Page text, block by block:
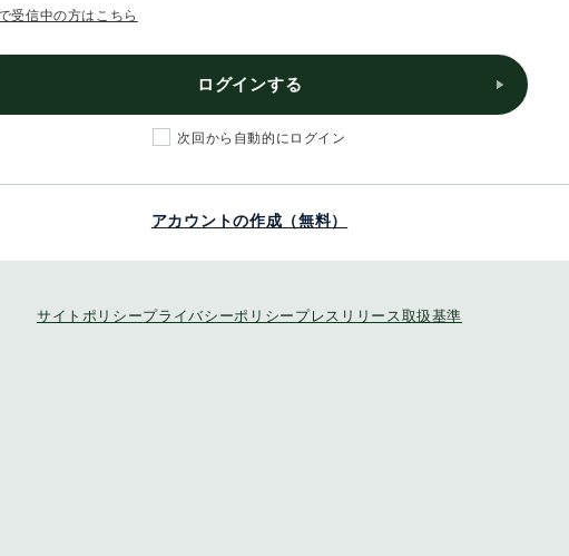
受信中の方はこちら
ログインする
次回から自動的にログイン
アカウントの作成（無料）
サイトポリシープライバシーポリシー プレスリリース取扱基準